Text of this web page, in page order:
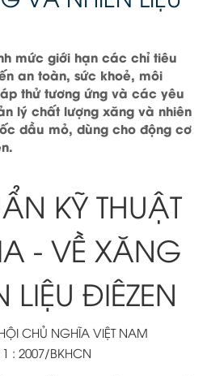
mức giới hạn các chỉ tiêu
an toàn, sức khoẻ, môi
thử tương ứng và các yêu
lý chất lượng xăng và nhiên
dầu mỏ, dùng cho động cơ
KỸ THUẬT
- VỀ XĂNG
LIỆU ĐIÊZEN
CHỦ NGHĨA VIỆT NAM
: 2007/BKHCN